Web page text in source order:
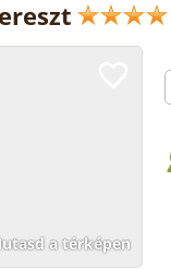
a térképen